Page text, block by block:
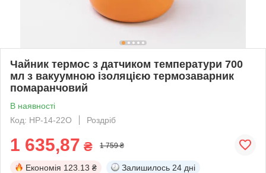
Чайник термос з датчиком температури 700
мл з вакуумною ізоляцією термозаварник
помаранчовий
В наявності
Код: HP-14-22O
Роздріб
1 635,87 ₴ 1 759 ₴
Економія 123.13 ₴ Залишилось 24 дні